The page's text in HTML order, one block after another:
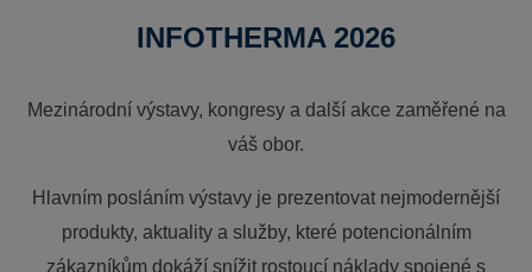
INFOTHERMA 2026
Mezinárodní výstavy, kongresy a další akce zaměřené na
váš obor.
Hlavním posláním výstavy je prezentovat nejmodernější
produkty, aktuality a služby, které potencionálním
zákazníkům dokáží snížit rostoucí náklady spojené s